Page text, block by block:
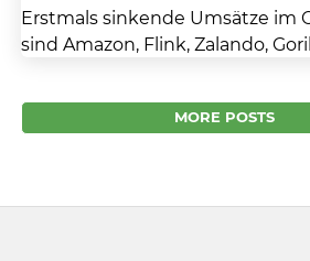
Erstmals sinkende Umsätze im
sind Amazon, Flink, Zalando,
Onlinegeschäft laut BEVH...
MORE POSTS